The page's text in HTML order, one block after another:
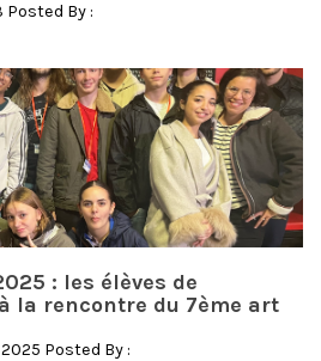
Posted By :
: les élèves de
la rencontre du 7ème art
Posted By :